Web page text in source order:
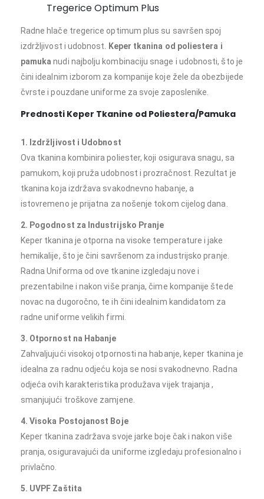
Tregerice Optimum Plus
Radne hlače tregerice optimum plus su savršen spoj
izdržljivost i udobnost.
Keper tkanina od poliestera i
pamuka nudi najbolju kombinaciju snage i udobnosti, što je
čini idealnim izborom za kompanije koje žele da obezbijede
čvrste i pouzdane uniforme za svoje zaposlenike.
Prednosti Keper Tkanine od Poliestera/Pamuka
1. Izdržljivost i Udobnost
Ova tkanina kombinira poliester, koji osigurava snagu, sa
pamukom, koji pruža udobnost i prozračnost. Rezultat je
tkanina koja izdržava svakodnevno habanje, a
istovremeno je prijatna za nošenje tokom cijelog dana.
2. Pogodnost za Industrijsko Pranje
Keper tkanina je otporna na visoke temperature i jake
hemikalije, što je čini savršenom za industrijsko pranje.
Radna Uniforma od ove tkanine izgledaju nove i
prezentabilne i nakon više pranja, čime kompanije štede
novac na dugoročno, te ih čini idealnim kandidatom za
radne uniforme velikih firmi.
3. Otpornost na Habanje
Zahvaljujući visokoj otpornosti na habanje, keper tkanina je
idealna za radnu odjeću koja se nosi svakodnevno. Radna
odjeća ovih karakteristika produžava vijek trajanja ,
smanjujući troškove zamjene.
4. Visoka Postojanost Boje
Keper tkanina zadržava svoje jarke boje čak i nakon više
pranja, osiguravajući da uniforme izgledaju profesionalno i
privlačno.
5. UVPF Zaštita